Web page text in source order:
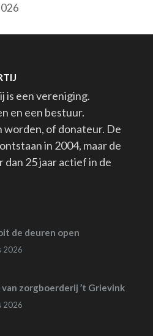
is een vereniging.
en een bestuur.
worden, of donateur. De
in 2004, maar de
dan 25 jaar actief in de
de deuren open
2026
zorgboerderij ’t Grievink
2026